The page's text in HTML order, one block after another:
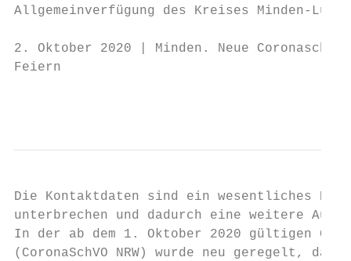
Allgemeinverfügung des Kreises Minden-
2. Oktober 2020 | Minden. Neue
Feiern
Die Kontaktdaten sind ein wesentliches
unterbrechen und dadurch eine weitere
In der ab dem 1. Oktober 2020 gültigen
(CoronaSchVO NRW) wurde neu geregelt,